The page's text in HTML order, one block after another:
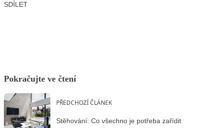
SDÍLET
Pokračujte ve čtení
PŘEDCHOZÍ ČLÁNEK
Stěhování: Co všechno je potřeba zařídit